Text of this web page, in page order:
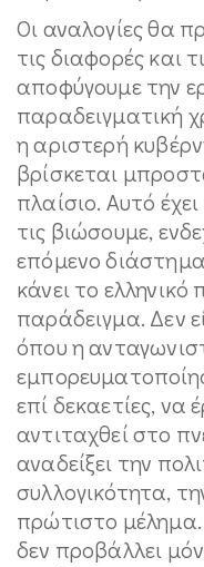
Οι αναλογίες θα
τις διαφορές και
αποφύγουμε την
παραδειγματική
η αριστερή
βρίσκεται
πλαίσιο. Αυτό
τις βιώσουμε,
επόμενο
κάνει το
παράδειγμα. Δεν
όπου η
επί δεκαετίες, να
αντιταχθεί στο
αναδείξει την
συλλογικότητα,
πρώτιστο μέλημα.
δεν προβάλλει